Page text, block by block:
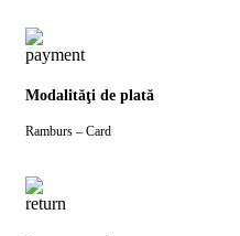
Modalităţi de plată
Ramburs – Card